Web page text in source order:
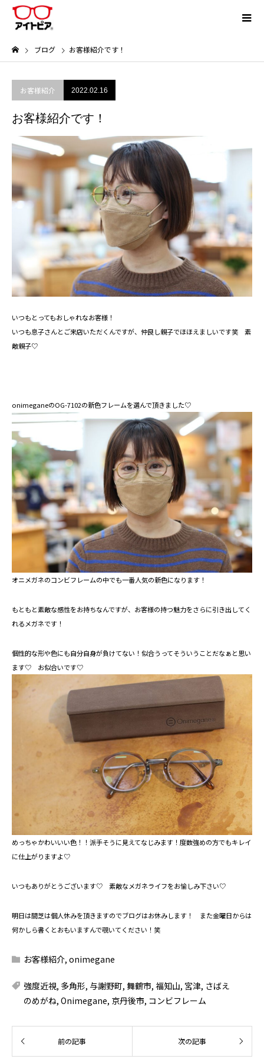
ブログ お客様紹介です！
お客様紹介 2022.02.16
お客様紹介です！
いつもとってもおしゃれなお客様！
いつも息子さんとご来店いただくんですが、仲良し親子でほほえましいです笑 素
敵親子♡
onimeganeのOG-7102の新色フレームを選んで頂きました♡
オニメガネのコンビフレームの中でも一番人気の新色になります！
もともと素敵な感性をお持ちなんですが、お客様の持つ魅力をさらに引き出してく
れるメガネです！
個性的な形や色にも自分自身が負けてない！似合うってそういうことだなぁと思い
ます♡ お似合いです♡
めっちゃかわいいい色！！派手そうに見えてなじみます！度数強めの方でもキレイ
に仕上がりますよ♡
いつもありがとうございます♡ 素敵なメガネライフをお愉しみ下さい♡
明日は間芝は個人休みを頂きますのでブログはお休みします！ また金曜日からは
何かしら書くとおもいますんで覗いてください！笑
お客様紹介, onimegane
強度近視, 多角形, 与謝野町, 舞鶴市, 福知山, 宮津, さばえ
のめがね, Onimegane, 京丹後市, コンビフレーム